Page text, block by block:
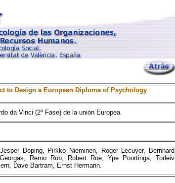
to Design a European Diploma of Psychology
da Vinci (2ª Fase) de la unión Europea.
Doping, Pirkko Nieminen, Roger Lecuyer, Bernhard
Remo Rob, Robert Roe, Ype Poortinga, Torleiv
Dave Bartram, Ernst Hermann.